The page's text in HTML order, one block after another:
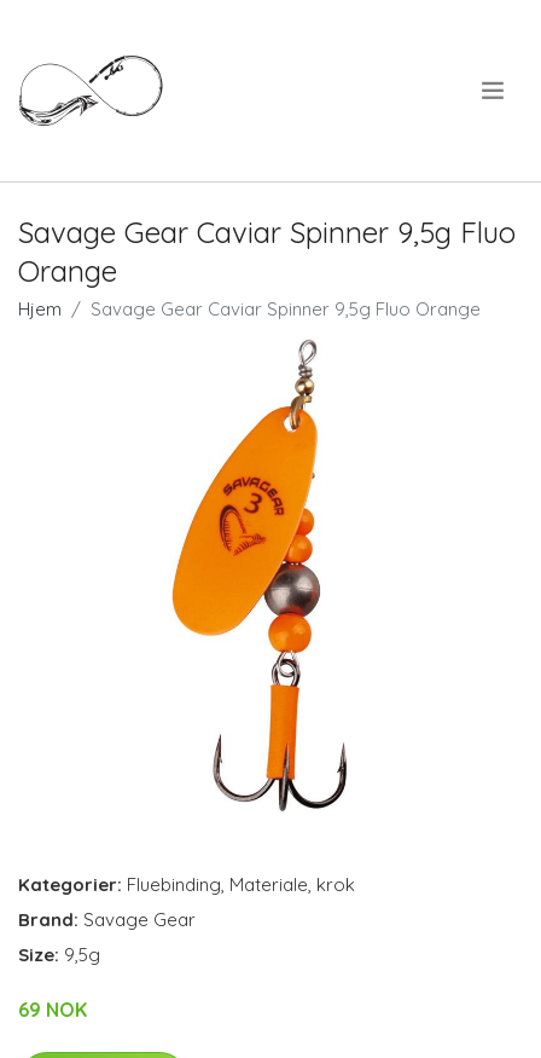
Savage Gear Caviar Spinner 9,5g Fluo
Orange
Hjem Savage Gear Caviar Spinner 9,5g Fluo Orange
Kategorier: Fluebinding, Materiale, krok
Brand: Savage Gear
Size: 9,5g
69 NOK